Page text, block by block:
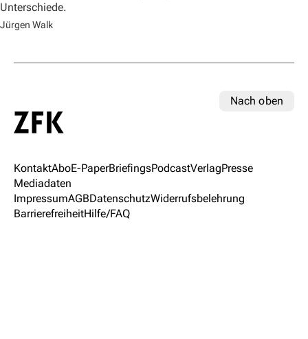
Unterschiede.
Jürgen Walk
Nach oben
KontaktAboE-PaperBriefingsPodcastVerlagPresse
Mediadaten
ImpressumAGBDatenschutzWiderrufsbelehrung
BarrierefreiheitHilfe/FAQ